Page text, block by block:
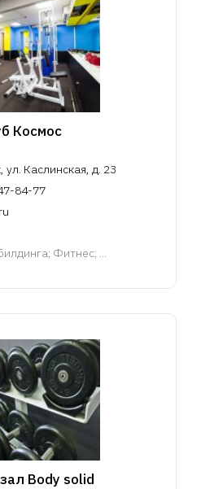
Космос
ул. Каслинская, д. 23
84-77
; Фитнес; ...
Body solid